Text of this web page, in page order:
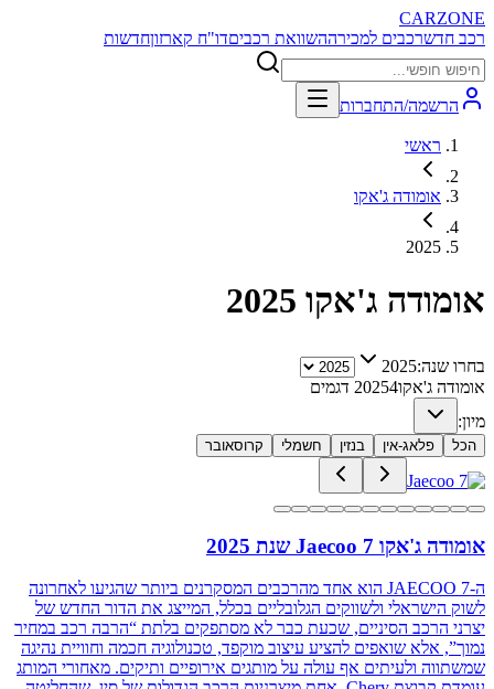
CARZONE
רכב חדשרכבים למכירההשוואת רכביםדו"ח קארזוןחדשות
הרשמה/התחברות
ראשי
אומודה ג'אקו
2025
אומודה ג'אקו 2025
בחרו שנה:2025
אומודה ג'אקו 20254
דגמים
מיון:
הכל פלאג-אין בנזין חשמלי קרוסאובר
אומודה ג'אקו Jaecoo 7 שנת 2025
ה‑JAECOO 7 הוא אחד מהרכבים המסקרנים ביותר שהגיעו לאחרונה
לשוק הישראלי ולשווקים הגלובליים בכלל, המייצג את הדור החדש של
יצרני הרכב הסיניים, שכעת כבר לא מסתפקים בלתת “הרבה רכב במחיר
נמוך”, אלא שואפים להציע עיצוב מוקפד, טכנולוגיה חכמה וחוויית נהיגה
שמשתווה ולעיתים אף עולה על מותגים אירופיים ותיקים. מאחורי המותג